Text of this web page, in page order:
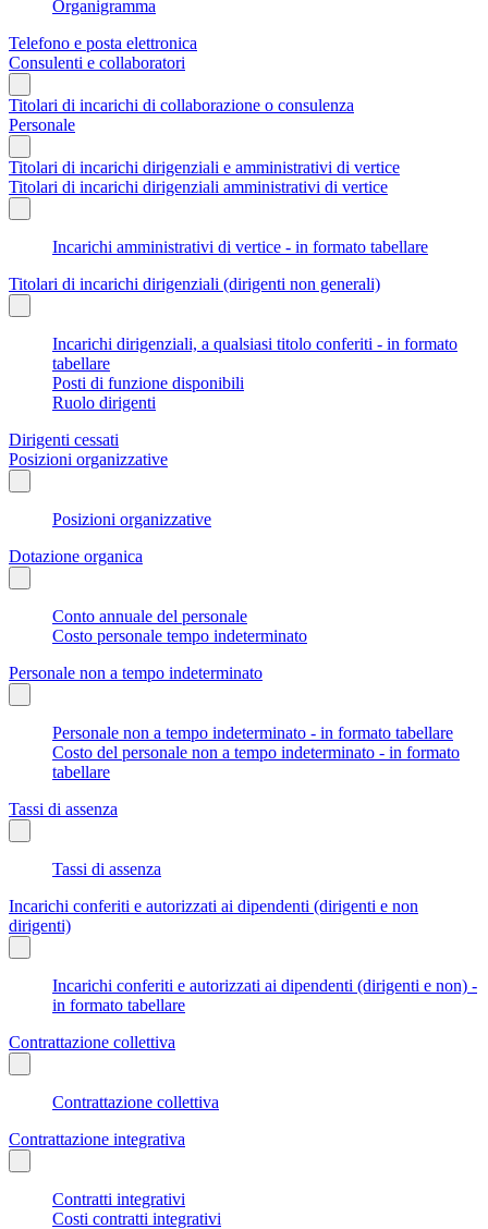
Organigramma
Telefono e posta elettronica
Consulenti e collaboratori
Titolari di incarichi di collaborazione o consulenza
Personale
Titolari di incarichi dirigenziali e amministrativi di vertice
Titolari di incarichi dirigenziali amministrativi di vertice
Incarichi amministrativi di vertice - in formato tabellare
Titolari di incarichi dirigenziali (dirigenti non generali)
Incarichi dirigenziali, a qualsiasi titolo conferiti - in formato
tabellare
Posti di funzione disponibili
Ruolo dirigenti
Dirigenti cessati
Posizioni organizzative
Posizioni organizzative
Dotazione organica
Conto annuale del personale
Costo personale tempo indeterminato
Personale non a tempo indeterminato
Personale non a tempo indeterminato - in formato tabellare
Costo del personale non a tempo indeterminato - in formato
tabellare
Tassi di assenza
Tassi di assenza
Incarichi conferiti e autorizzati ai dipendenti (dirigenti e non
dirigenti)
Incarichi conferiti e autorizzati ai dipendenti (dirigenti e non) -
in formato tabellare
Contrattazione collettiva
Contrattazione collettiva
Contrattazione integrativa
Contratti integrativi
Costi contratti integrativi